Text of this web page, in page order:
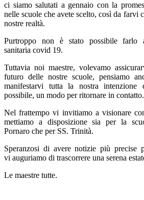
ci siamo salutati a gennaio con la
nelle scuole che avete scelto, così da farvi
nostre realtà.
Purtroppo non è stato possibile farlo a
sanitaria covid 19.
Tuttavia noi maestre, volevamo
futuro delle nostre scuole, pensiamo
manifestarvi tutta la nostra intenzione
possibile, un modo per ritornare in contatto.
Nel frattempo vi invitiamo a visionare
mettiamo a disposizione sia per la
Pornaro che per SS. Trinità.
Speranzosi di avere notizie più precise
vi auguriamo di trascorrere una serena
Le maestre tutte.